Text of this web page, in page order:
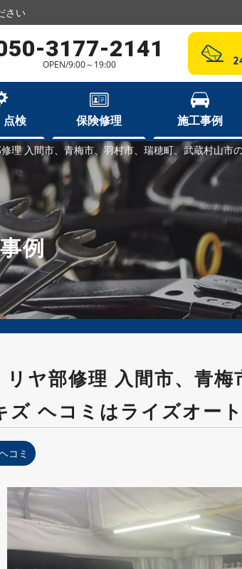
さい
3177-2141
OPEN/9:00～19:00
点検 保険修理 施工事例
理 入間市、青梅市、羽村市、瑞穂町、武蔵村山市
例
ヤ部修理 入間市、青梅
ズ ヘコミはライズオー
コミ